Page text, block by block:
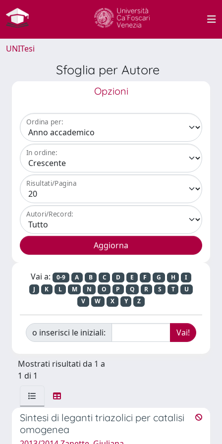
UNITesi
Sfoglia per Autore
Opzioni
Ordina per:
In ordine:
Risultati/Pagina
Autori/Record:
Vai a: 0-9 A B C D E F G H
I
J
K L M N O P Q R S T
U
V
W X Y Z
o inserisci le iniziali:
Mostrati risultati da 1 a
1 di 1
Sintesi di leganti triazolici per catalisi
omogenea